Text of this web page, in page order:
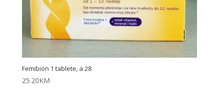
Femibion 1 tablete, a 28
25.20KM